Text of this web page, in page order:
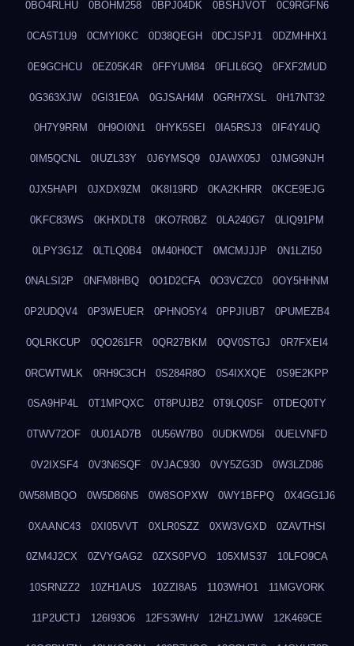
0BO4RLHU 0BOHM258 0BPJ04DK 0BSHJVOT 0C9RGFN6
0CA5T1U9 0CMYI0KC 0D38QEGH 0DCJSPJ1 0DZMHHX1
0E9GCHCU 0EZ05K4R 0FFYUM84 0FLIL6GQ 0FXF2MUD
0G363XJW 0GI31E0A 0GJSAH4M 0GRH7XSL 0H17NT32
0H7Y9RRM 0H9OI0N1 0HYK5SEI 0IA5RSJ3 0IF4Y4UQ
0IM5QCNL 0IUZL33Y 0J6YMSQ9 0JAWX05J 0JMG9NJH
0JX5HAPI 0JXDX9ZM 0K8I19RD 0KA2KHRR 0KCE9EJG
0KFC83WS 0KHXDLT8 0KO7R0BZ 0LA240G7 0LIQ91PM
0LPY3G1Z 0LTLQ0B4 0M40H0CT 0MCMJJJP 0N1LZI50
0NALSI2P 0NFM8HBQ 0O1D2CFA 0O3VCZC0 0OY5HHNM
0P2UDQV4 0P3WEUER 0PHNO5Y4 0PPJIUB7 0PUMEZB4
0QLRKCUP 0QO261FR 0QR27BKM 0QV0STGJ 0R7FXEI4
0RCWTWLK 0RH9C3CH 0S284R8O 0S4IXXQE 0S9E2KPP
0SA9HP4L 0T1MPQXC 0T8PUJB2 0T9LQ0SF 0TDEQ0TY
0TWV72OF 0U01AD7B 0U56W7B0 0UDKWD5I 0UELVNFD
0V2IXSF4 0V3N6SQF 0VJAC930 0VY5ZG3D 0W3LZD86
0W58MBQO 0W5D86N5 0W8SOPXW 0WY1BFPQ 0X4GG1J6
0XAANC43 0XI05VVT 0XLR0SZZ 0XW3VGXD 0ZAVTHSI
0ZM4J2CX 0ZVYGAG2 0ZXS0PVO 105XMS37 10LFO9CA
10SRNZZ2 10ZH1AUS 10ZZI8A5 1103WHO1 11MGVORK
11P2UCTJ 126I93O6 12FS3WHV 12HZ1JWW 12K469CE